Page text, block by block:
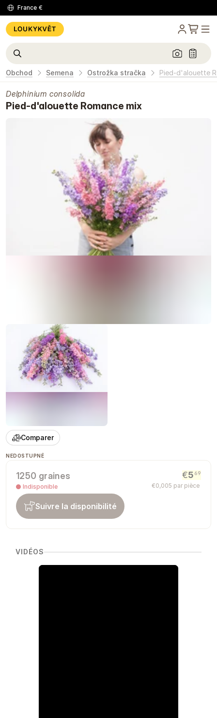
France €
Obchod Semena Ostrožka stračka Pied-d'alouette
Delphinium consolida
Pied-d'alouette Romance mix
Comparer
NEDOSTUPNÉ
1250 graines
Indisponible
€5 69
€0,005 par pièce
Suivre la disponibilité
VIDÉOS